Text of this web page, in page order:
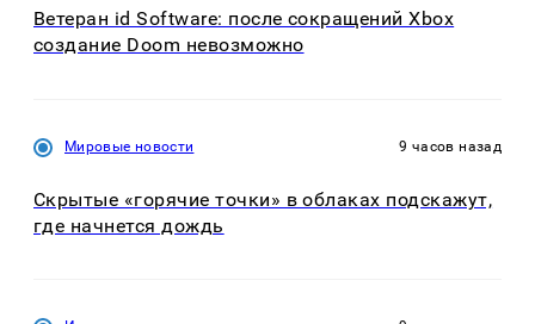
Ветеран id Software: после сокращений Xbox
создание Doom невозможно
Мировые новости 9 часов назад
Скрытые «горячие точки» в облаках подскажут,
где начнется дождь